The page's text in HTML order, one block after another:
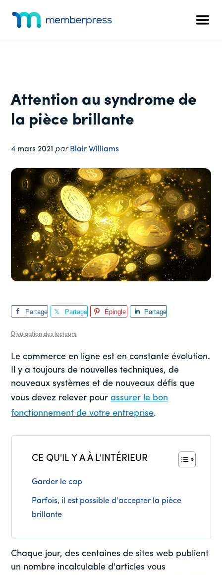
content
barre
de
supplémentaire
en-
un
Attention au syndrome de
la pièce brillante
4 mars 2021 par Blair Williams
Partage
Partage
Épingle
Partage
Divulgation des lecteurs
Le commerce en ligne est en constante évolution.
Il y a toujours de nouvelles techniques, de
nouveaux systèmes et de nouveaux défis que
vous devez relever pourassurer le bon
fonctionnement de votre entreprise.
CE QU'IL Y A À L'INTÉRIEUR
Garder le cap
Parfois, il est possible d'accepter la pièce
brillante
Chaque jour, des centaines de sites web publient
un nombre incalculable d'articles vous